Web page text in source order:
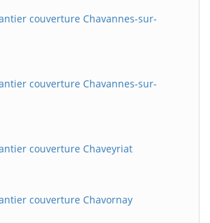
couverture Chavannes-sur-
couverture Chavannes-sur-
couverture Chaveyriat
couverture Chavornay